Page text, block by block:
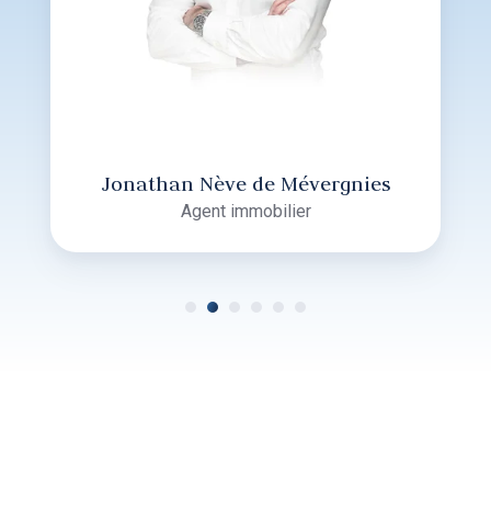
Jonathan Nève de Mévergnies
Agent immobilier